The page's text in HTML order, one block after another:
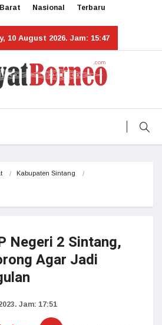
Nasional Terbaru
10 August 2026. Jam: 15:47
Kabupaten Sintang
Negeri 2 Sintang,
Agar Jadi
Jam: 17:51